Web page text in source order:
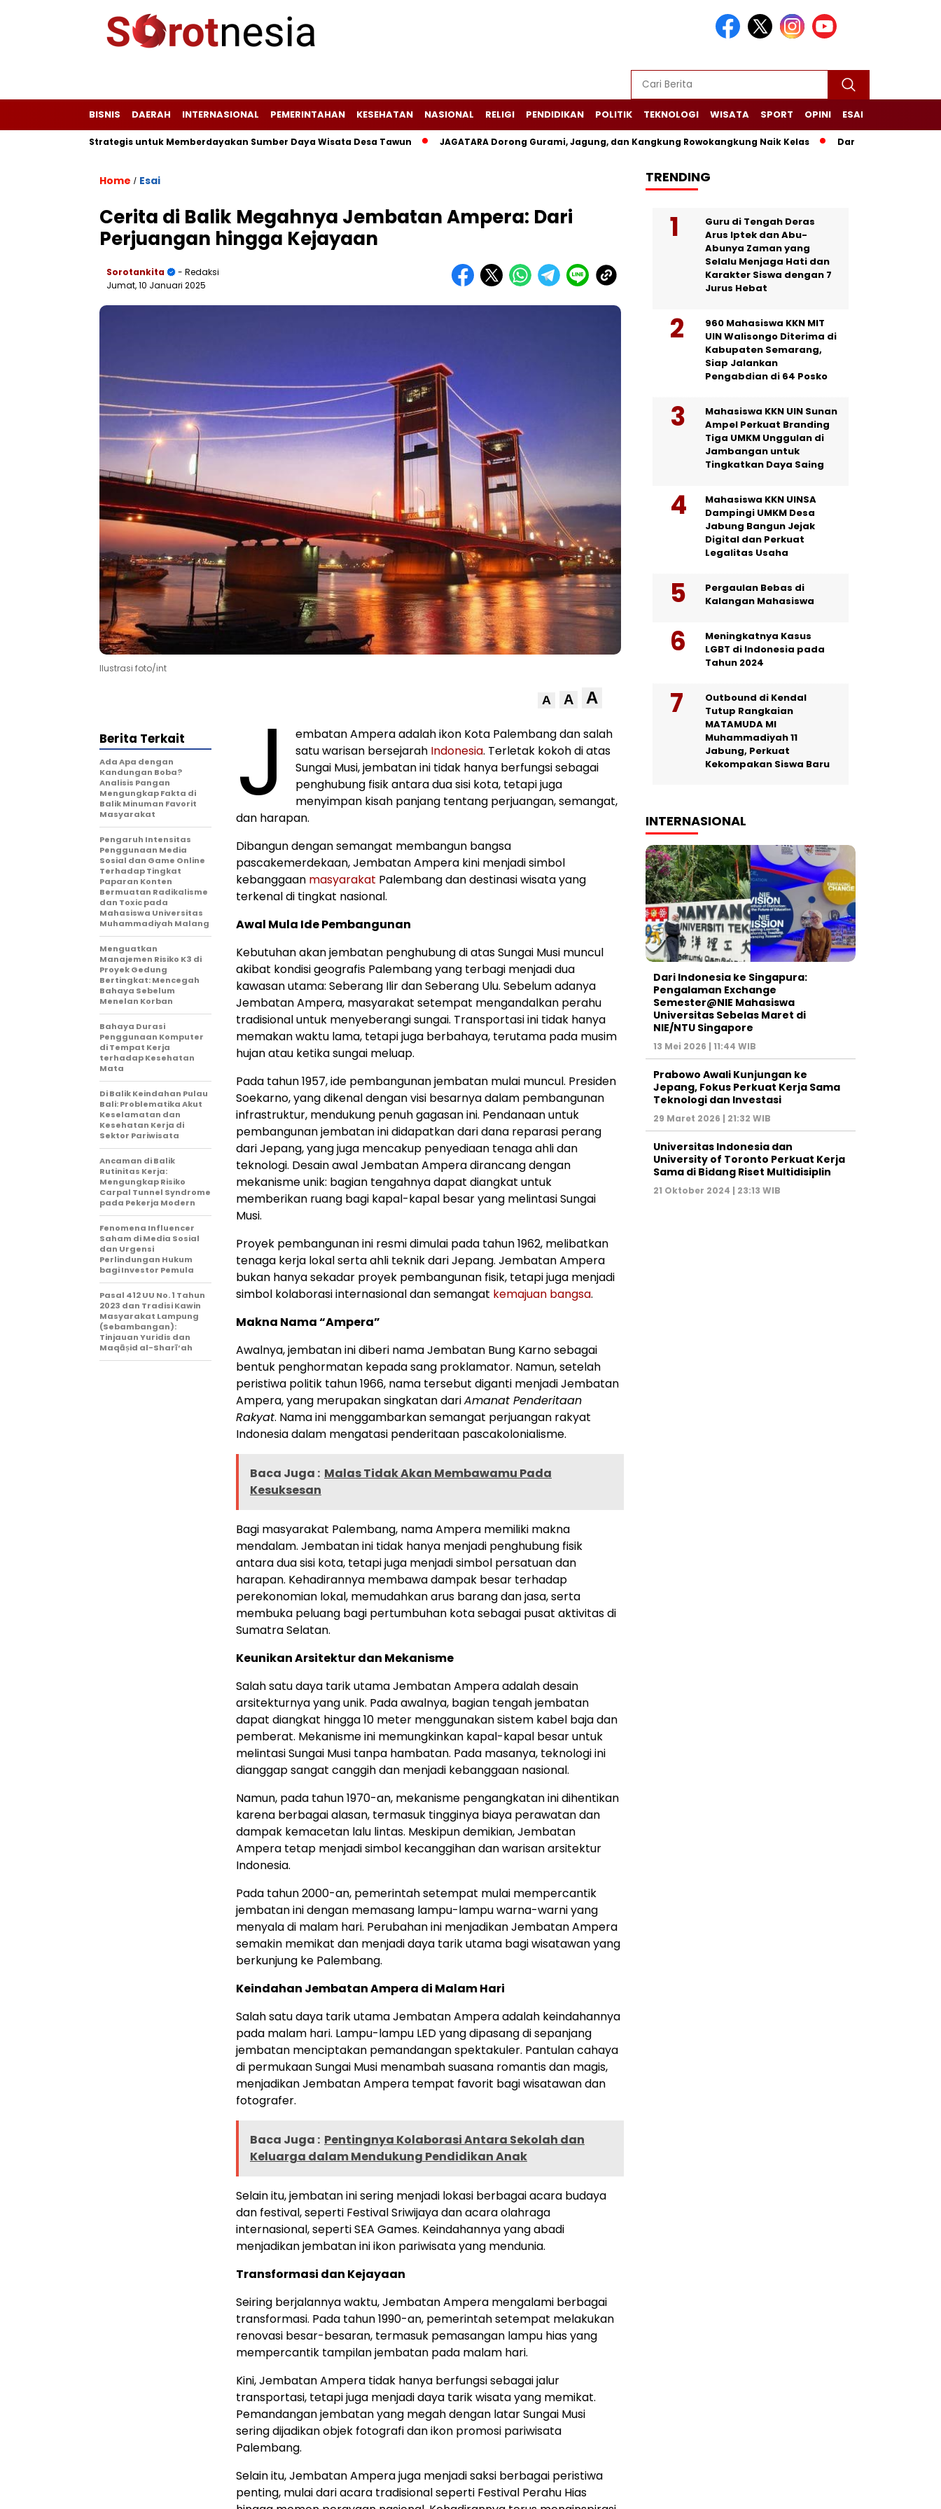
BISNIS DAERAH INTERNASIONAL PEMERINTAHAN KESEHATAN NASIONAL RELIGI PENDIDIKAN POLITIK TEKNOLOGI WISATA SPORT OPINI ESAI
Potensi Strategis untuk Memberdayakan Sumber Daya Wisata Desa Tawun JAGATARA Dorong Gurami, Jagung, dan Kangkung Rowokangkung Naik Kelas Dari Limbah Menjadi Manfaat,
Home / Esai
Cerita di Balik Megahnya Jembatan Ampera: Dari
Perjuangan hingga Kejayaan
Sorotankita
- Redaksi
Jumat, 10 Januari 2025
Ilustrasi foto/int
A A A
J
embatan Ampera adalah ikon Kota Palembang dan salah
satu warisan bersejarah Indonesia. Terletak kokoh di atas
Sungai Musi, jembatan ini tidak hanya berfungsi sebagai
penghubung fisik antara dua sisi kota, tetapi juga
menyimpan kisah panjang tentang perjuangan, semangat,
dan harapan.
Dibangun dengan semangat membangun bangsa
pascakemerdekaan, Jembatan Ampera kini menjadi simbol
kebanggaan masyarakat Palembang dan destinasi wisata yang
terkenal di tingkat nasional.
Awal Mula Ide Pembangunan
Kebutuhan akan jembatan penghubung di atas Sungai Musi muncul
akibat kondisi geografis Palembang yang terbagi menjadi dua
kawasan utama: Seberang Ilir dan Seberang Ulu. Sebelum adanya
Jembatan Ampera, masyarakat setempat mengandalkan perahu
tradisional untuk menyeberangi sungai. Transportasi ini tidak hanya
memakan waktu lama, tetapi juga berbahaya, terutama pada musim
hujan atau ketika sungai meluap.
Pada tahun 1957, ide pembangunan jembatan mulai muncul. Presiden
Soekarno, yang dikenal dengan visi besarnya dalam pembangunan
infrastruktur, mendukung penuh gagasan ini. Pendanaan untuk
pembangunan jembatan ini didapatkan dari dana reparasi perang
dari Jepang, yang juga mencakup penyediaan tenaga ahli dan
teknologi. Desain awal Jembatan Ampera dirancang dengan
mekanisme unik: bagian tengahnya dapat diangkat untuk
memberikan ruang bagi kapal-kapal besar yang melintasi Sungai
Musi.
Proyek pembangunan ini resmi dimulai pada tahun 1962, melibatkan
tenaga kerja lokal serta ahli teknik dari Jepang. Jembatan Ampera
bukan hanya sekadar proyek pembangunan fisik, tetapi juga menjadi
simbol kolaborasi internasional dan semangat kemajuan bangsa.
Makna Nama “Ampera”
Awalnya, jembatan ini diberi nama Jembatan Bung Karno sebagai
bentuk penghormatan kepada sang proklamator. Namun, setelah
peristiwa politik tahun 1966, nama tersebut diganti menjadi Jembatan
Ampera, yang merupakan singkatan dariAmanat Penderitaan
Rakyat. Nama ini menggambarkan semangat perjuangan rakyat
Indonesia dalam mengatasi penderitaan pascakolonialisme.
Baca Juga : Malas Tidak Akan Membawamu Pada
Kesuksesan
Bagi masyarakat Palembang, nama Ampera memiliki makna
mendalam. Jembatan ini tidak hanya menjadi penghubung fisik
antara dua sisi kota, tetapi juga menjadi simbol persatuan dan
harapan. Kehadirannya membawa dampak besar terhadap
perekonomian lokal, memudahkan arus barang dan jasa, serta
membuka peluang bagi pertumbuhan kota sebagai pusat aktivitas di
Sumatra Selatan.
Keunikan Arsitektur dan Mekanisme
Salah satu daya tarik utama Jembatan Ampera adalah desain
arsitekturnya yang unik. Pada awalnya, bagian tengah jembatan
dapat diangkat hingga 10 meter menggunakan sistem kabel baja dan
pemberat. Mekanisme ini memungkinkan kapal-kapal besar untuk
melintasi Sungai Musi tanpa hambatan. Pada masanya, teknologi ini
dianggap sangat canggih dan menjadi kebanggaan nasional.
Namun, pada tahun 1970-an, mekanisme pengangkatan ini dihentikan
karena berbagai alasan, termasuk tingginya biaya perawatan dan
dampak kemacetan lalu lintas. Meskipun demikian, Jembatan
Ampera tetap menjadi simbol kecanggihan dan warisan arsitektur
Indonesia.
Pada tahun 2000-an, pemerintah setempat mulai mempercantik
jembatan ini dengan memasang lampu-lampu warna-warni yang
menyala di malam hari. Perubahan ini menjadikan Jembatan Ampera
semakin memikat dan menjadi daya tarik utama bagi wisatawan yang
berkunjung ke Palembang.
Keindahan Jembatan Ampera di Malam Hari
Salah satu daya tarik utama Jembatan Ampera adalah keindahannya
pada malam hari. Lampu-lampu LED yang dipasang di sepanjang
jembatan menciptakan pemandangan spektakuler. Pantulan cahaya
di permukaan Sungai Musi menambah suasana romantis dan magis,
menjadikan Jembatan Ampera tempat favorit bagi wisatawan dan
fotografer.
Baca Juga : Pentingnya Kolaborasi Antara Sekolah dan
Keluarga dalam Mendukung Pendidikan Anak
Selain itu, jembatan ini sering menjadi lokasi berbagai acara budaya
dan festival, seperti Festival Sriwijaya dan acara olahraga
internasional, seperti SEA Games. Keindahannya yang abadi
menjadikan jembatan ini ikon pariwisata yang mendunia.
Transformasi dan Kejayaan
Seiring berjalannya waktu, Jembatan Ampera mengalami berbagai
transformasi. Pada tahun 1990-an, pemerintah setempat melakukan
renovasi besar-besaran, termasuk pemasangan lampu hias yang
mempercantik tampilan jembatan pada malam hari.
Kini, Jembatan Ampera tidak hanya berfungsi sebagai jalur
transportasi, tetapi juga menjadi daya tarik wisata yang memikat.
Pemandangan jembatan yang megah dengan latar Sungai Musi
sering dijadikan objek fotografi dan ikon promosi pariwisata
Palembang.
Selain itu, Jembatan Ampera juga menjadi saksi berbagai peristiwa
penting, mulai dari acara tradisional seperti Festival Perahu Hias
Berita Terkait
Ada Apa dengan
Kandungan Boba?
Analisis Pangan
Mengungkap Fakta di
Balik Minuman Favorit
Masyarakat
Pengaruh Intensitas
Penggunaan Media
Sosial dan Game Online
Terhadap Tingkat
Paparan Konten
Bermuatan Radikalisme
dan Toxic pada
Mahasiswa Universitas
Muhammadiyah Malang
Menguatkan
Manajemen Risiko K3 di
Proyek Gedung
Bertingkat: Mencegah
Bahaya Sebelum
Menelan Korban
Bahaya Durasi
Penggunaan Komputer
di Tempat Kerja
terhadap Kesehatan
Mata
Di Balik Keindahan Pulau
Bali: Problematika Akut
Keselamatan dan
Kesehatan Kerja di
Sektor Pariwisata
Ancaman di Balik
Rutinitas Kerja:
Mengungkap Risiko
Carpal Tunnel Syndrome
pada Pekerja Modern
Fenomena Influencer
Saham di Media Sosial
dan Urgensi
Perlindungan Hukum
bagi Investor Pemula
Pasal 412 UU No. 1 Tahun
2023 dan Tradisi Kawin
Masyarakat Lampung
(Sebambangan):
Tinjauan Yuridis dan
Maqāṣid al-Sharī‘ah
TRENDING
Guru di Tengah Deras
Arus Iptek dan Abu-
Abunya Zaman yang
Selalu Menjaga Hati dan
Karakter Siswa dengan 7
Jurus Hebat
960 Mahasiswa KKN MIT
UIN Walisongo Diterima di
Kabupaten Semarang,
Siap Jalankan
Pengabdian di 64 Posko
Mahasiswa KKN UIN Sunan
Ampel Perkuat Branding
Tiga UMKM Unggulan di
Jambangan untuk
Tingkatkan Daya Saing
Mahasiswa KKN UINSA
Dampingi UMKM Desa
Jabung Bangun Jejak
Digital dan Perkuat
Legalitas Usaha
Pergaulan Bebas di
Kalangan Mahasiswa
Meningkatnya Kasus
LGBT di Indonesia pada
Tahun 2024
Outbound di Kendal
Tutup Rangkaian
MATAMUDA MI
Muhammadiyah 11
Jabung, Perkuat
Kekompakan Siswa Baru
INTERNASIONAL
Dari Indonesia ke Singapura:
Pengalaman Exchange
Semester@NIE Mahasiswa
Universitas Sebelas Maret di
NIE/NTU Singapore
13 Mei 2026 | 11:44 WIB
Prabowo Awali Kunjungan ke
Jepang, Fokus Perkuat Kerja Sama
Teknologi dan Investasi
29 Maret 2026 | 21:32 WIB
Universitas Indonesia dan
University of Toronto Perkuat Kerja
Sama di Bidang Riset Multidisiplin
21 Oktober 2024 | 23:13 WIB